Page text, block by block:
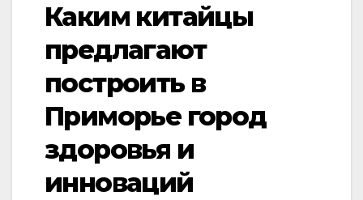
Каким китайцы
предлагают
построить в
Приморье город
здоровья и
инноваций